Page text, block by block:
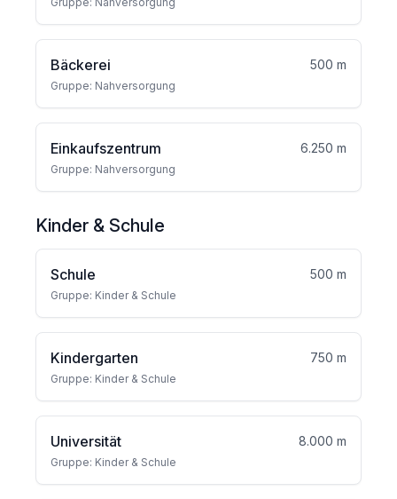
Bäckerei 500 m
Gruppe: Nahversorgung
Einkaufszentrum 6.250 m
Gruppe: Nahversorgung
Kinder & Schule
Schule 500 m
Gruppe: Kinder & Schule
Kindergarten 750 m
Gruppe: Kinder & Schule
Universität 8.000 m
Gruppe: Kinder & Schule